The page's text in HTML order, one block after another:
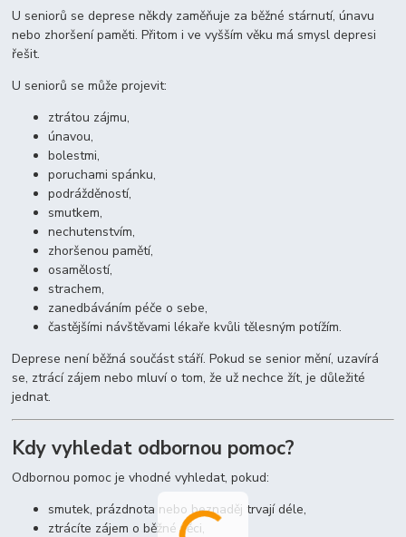
U seniorů se deprese někdy zaměňuje za běžné stárnutí, únavu
nebo zhoršení paměti. Přitom i ve vyšším věku má smysl depresi
řešit.
U seniorů se může projevit:
ztrátou zájmu,
únavou,
bolestmi,
poruchami spánku,
podrážděností,
smutkem,
nechutenstvím,
zhoršenou pamětí,
osamělostí,
strachem,
zanedbáváním péče o sebe,
častějšími návštěvami lékaře kvůli tělesným potížím.
Deprese není běžná součást stáří. Pokud se senior mění, uzavírá
se, ztrácí zájem nebo mluví o tom, že už nechce žít, je důležité
jednat.
Kdy vyhledat odbornou pomoc?
Odbornou pomoc je vhodné vyhledat, pokud:
smutek, prázdnota nebo beznaděj trvají déle,
ztrácíte zájem o běžné věci,